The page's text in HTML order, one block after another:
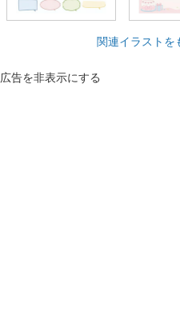
関連イラストを
広告を非表示にする